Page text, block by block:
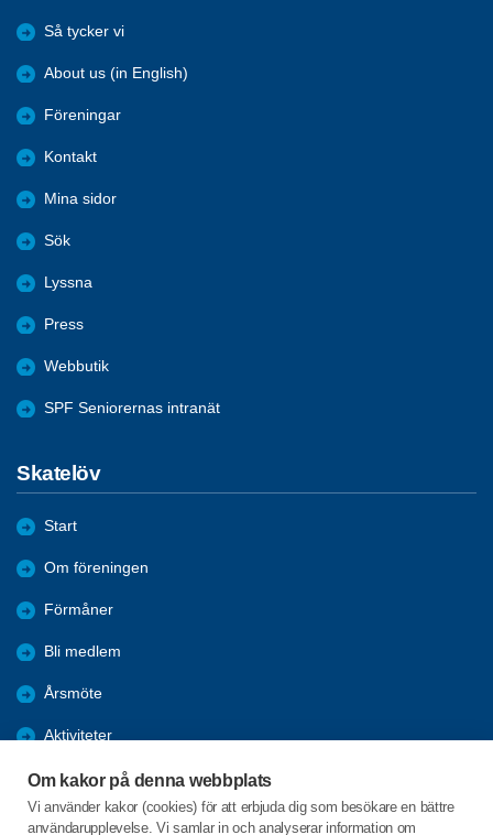
Om kakor på denna webbplats
Vi använder kakor (cookies) för att erbjuda dig som besökare en bättre
användarupplevelse. Vi samlar in och analyserar information om
Så tycker vi
About us (in English)
Föreningar
Kontakt
Mina sidor
Sök
Lyssna
Press
Webbutik
SPF Seniorernas intranät
Skatelöv
Start
Om föreningen
Förmåner
Bli medlem
Årsmöte
Aktiviteter
Referat
Bildgalleri